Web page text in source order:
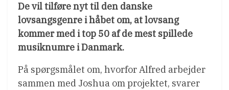
De vil tilføre nyt til den danske
lovsangsgenre i håbet om, at lovsang
kommer med i top 50 af de mest spillede
musiknumre i Danmark.
På spørgsmålet om, hvorfor Alfred arbejder
sammen med Joshua om projektet, svarer